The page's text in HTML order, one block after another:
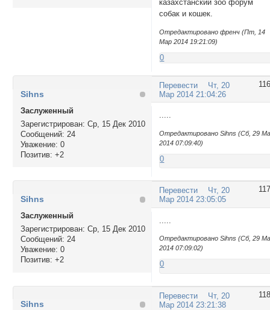
казахстанский зоо форум
собак и кошек.
Отредактировано френч (Пт, 14
Мар 2014 19:21:09)
0
Перевести 116
Чт, 20
Мар 2014 21:04:26
Sihns
Заслуженный
Зарегистрирован: Ср, 15 Дек 2010
Сообщений: 24
Уважение: 0
Позитив: +2
.....
Отредактировано Sihns (Сб, 29
2014 07:09:40)
0
Перевести 117
Чт, 20
Мар 2014 23:05:05
Sihns
Заслуженный
Зарегистрирован: Ср, 15 Дек 2010
Сообщений: 24
Уважение: 0
Позитив: +2
Отредактировано Sihns (Сб, 29
2014 07:09:02)
0
Перевести 118
Чт, 20
Мар 2014 23:21:38
Sihns